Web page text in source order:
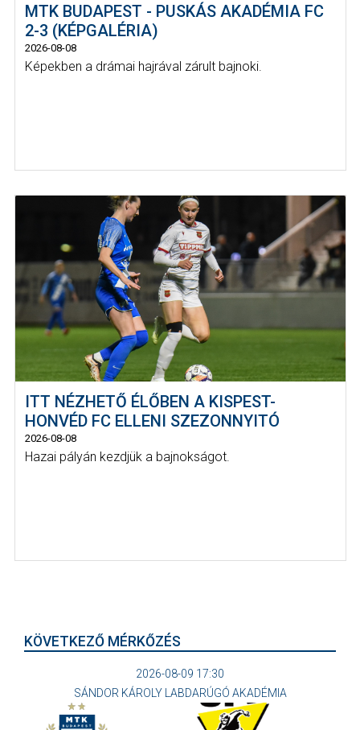
MTK BUDAPEST - PUSKÁS AKADÉMIA FC
2-3 (KÉPGALÉRIA)
2026-08-08
Képekben a drámai hajrával zárult bajnoki.
ITT NÉZHETŐ ÉLŐBEN A KISPEST-
HONVÉD FC ELLENI SZEZONNYITÓ
2026-08-08
Hazai pályán kezdjük a bajnokságot.
KÖVETKEZŐ MÉRKŐZÉS
2026-08-09 17:30
SÁNDOR KÁROLY LABDARÚGÓ AKADÉMIA